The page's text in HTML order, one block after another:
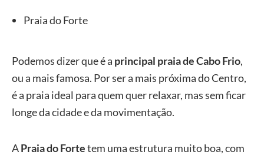
Praia do Forte
Podemos dizer que é a principal praia de Cabo Frio,
ou a mais famosa. Por ser a mais próxima do Centro,
é a praia ideal para quem quer relaxar, mas sem ficar
longe da cidade e da movimentação.
APraia do Fortetem uma estrutura muito boa, com